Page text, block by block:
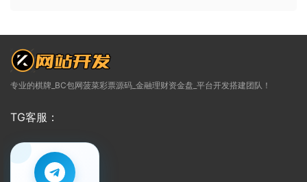
专业的棋牌_BC包网菠菜彩票源码_金融理财资金盘_平台开发搭建团队！
TG客服：